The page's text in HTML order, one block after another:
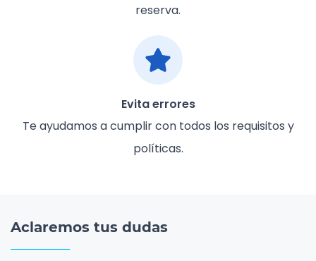
reserva.
Evita errores
Te ayudamos a cumplir con todos los requisitos y
políticas.
Aclaremos tus dudas